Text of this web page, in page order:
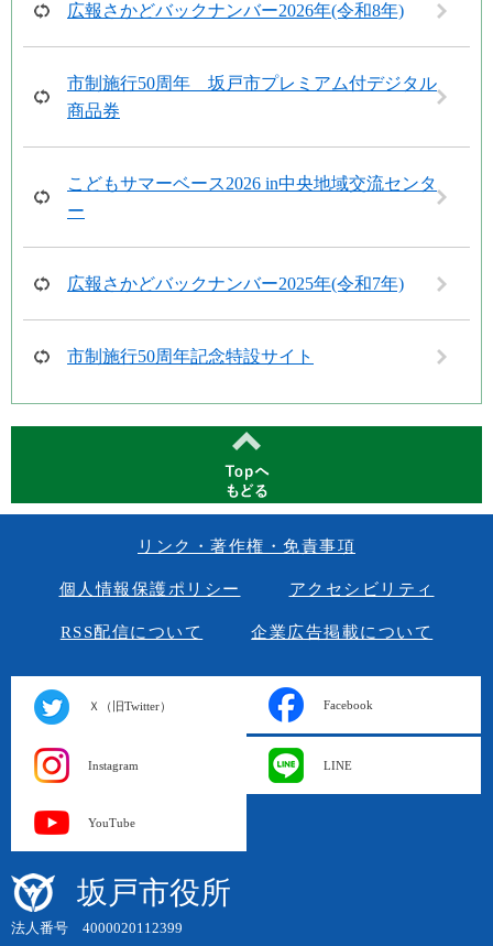
広報さかどバックナンバー2026年(令和8年)
市制施行50周年 坂戸市プレミアム付デジタル
商品券
こどもサマーベース2026 in中央地域交流センタ
ー
広報さかどバックナンバー2025年(令和7年)
市制施行50周年記念特設サイト
リンク・著作権・免責事項
個人情報保護ポリシー アクセシビリティ
RSS配信について 企業広告掲載について
Ｘ（旧Twitter） Facebook
Instagram LINE
YouTube
坂戸市役所
法人番号 4000020112399